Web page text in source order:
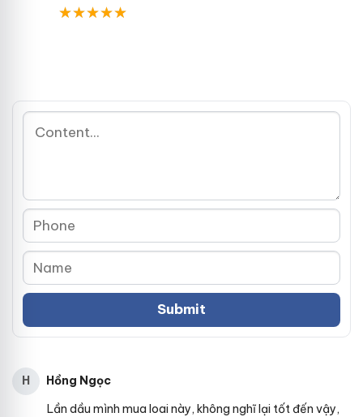
H
Hồng Ngọc
Lần dầu mình mua loai này, không nghĩ lại tốt đến vậy,